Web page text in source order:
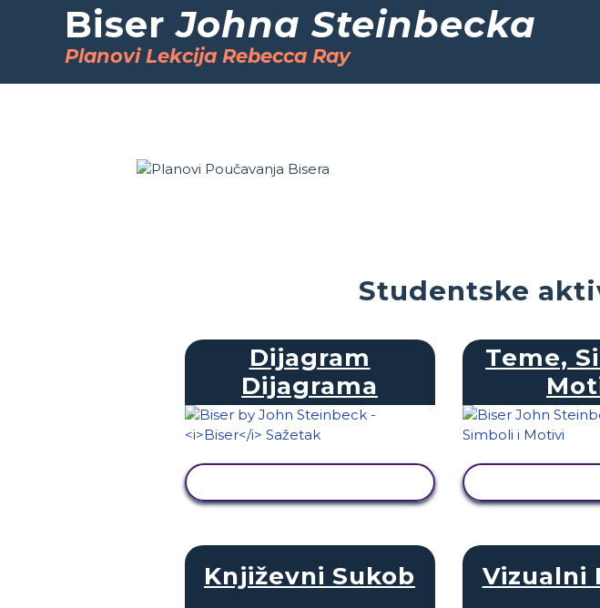
BiserJohna Steinbecka
Planovi Lekcija Rebecca Ray
Studentske
Dijagram
Dijagrama
Teme,
Književni Sukob Vizualni